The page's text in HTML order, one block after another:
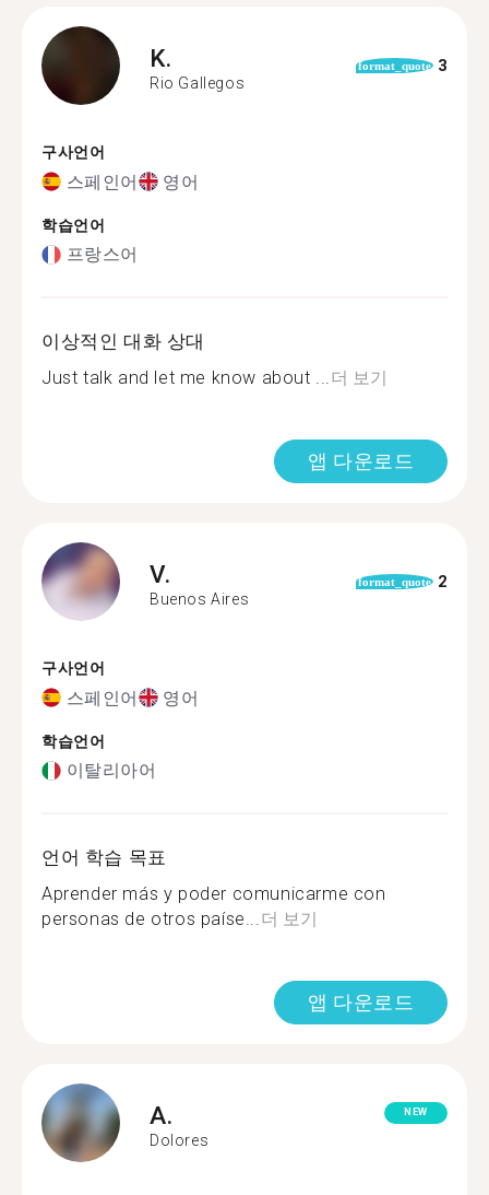
K.
Rio Gallegos
format_quote 3
구사언어
스페인어 영어
학습언어
프랑스어
이상적인 대화 상대
Just talk and let me know about ...더 보기
앱 다운로드
V.
Buenos Aires
format_quote 2
구사언어
스페인어 영어
학습언어
이탈리아어
언어 학습 목표
Aprender más y poder comunicarme con
personas de otros paíse...더 보기
앱 다운로드
A.
Dolores
NEW